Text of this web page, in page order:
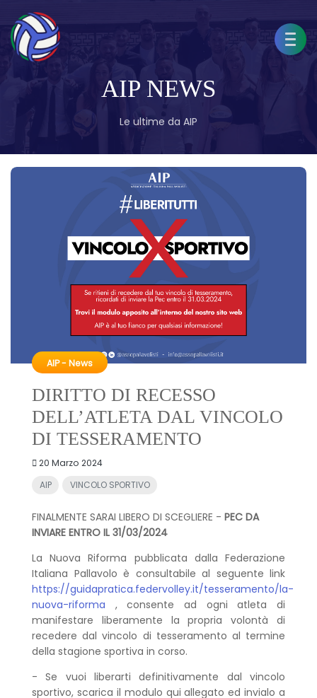
AIP NEWS
Le ultime da AIP
AIP - News
DIRITTO DI RECESSO
DELL’ATLETA DAL VINCOLO
DI TESSERAMENTO
20 Marzo 2024
AIP
VINCOLO SPORTIVO
FINALMENTE SARAI LIBERO DI SCEGLIERE - PEC DA
INVIARE ENTRO IL 31/03/2024
La Nuova Riforma pubblicata dalla Federazione
Italiana Pallavolo è consultabile al seguente link
https://guidapratica.federvolley.it/tesseramento/la-
nuova-riforma , consente ad ogni atleta di
manifestare liberamente la propria volontà di
recedere dal vincolo di tesseramento al termine
della stagione sportiva in corso.
- Se vuoi liberarti definitivamente dal vincolo
sportivo, scarica il modulo qui allegato ed invialo a